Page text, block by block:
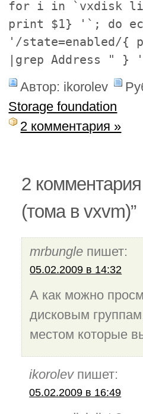
for i in `vxdisk list
print $1} '`; do
'/state=enabled/{
|grep Address " }
Автор: ikorolev
Storage foundation
2 комментария »
2
(тома в vxvm)”
mrbungle пишет:
05.02.2009 в 14:32
А как можно
дисковым
местом которые
ikorolevпишет:
05.02.2009 в 16:49